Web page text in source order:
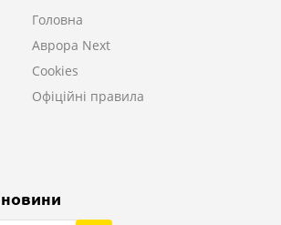
Головна
Аврора Next
Cookies
Офіційні правила